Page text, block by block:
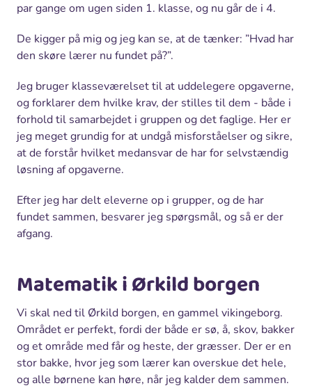
par gange om ugen siden 1. klasse, og nu går de i 4.
De kigger på mig og jeg kan se, at de tænker: ”Hvad har
den skøre lærer nu fundet på?”.
Jeg bruger klasseværelset til at uddelegere opgaverne,
og forklarer dem hvilke krav, der stilles til dem - både i
forhold til samarbejdet i gruppen og det faglige. Her er
jeg meget grundig for at undgå misforståelser og sikre,
at de forstår hvilket medansvar de har for selvstændig
løsning af opgaverne.
Efter jeg har delt eleverne op i grupper, og de har
fundet sammen, besvarer jeg spørgsmål, og så er der
afgang.
Matematik i Ørkild borgen
Vi skal ned til Ørkild borgen, en gammel vikingeborg.
Området er perfekt, fordi der både er sø, å, skov, bakker
og et område med får og heste, der græsser. Der er en
stor bakke, hvor jeg som lærer kan overskue det hele,
og alle børnene kan høre, når jeg kalder dem sammen.